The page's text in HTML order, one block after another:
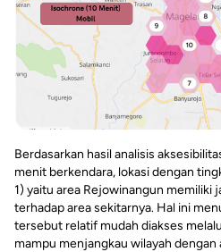
Berdasarkan hasil analisis
menit berkendara, lokasi dengan
1) yaitu area Rejowinangun memiliki
terhadap area sekitarnya. Hal ini
tersebut relatif mudah diakses
mampu menjangkau wilayah